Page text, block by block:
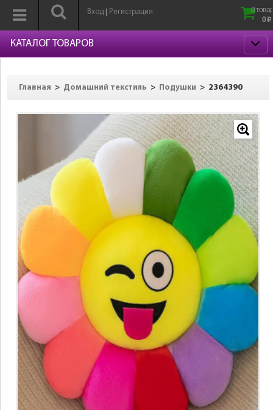
Вход Регистрация
0
0 p
КАТАЛОГ ТОВАРОВ
Главная > Домашний текстиль > Подушки > 2364390